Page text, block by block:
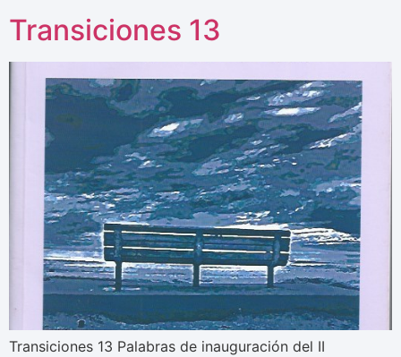
Transiciones 13
Transiciones 13 Palabras de inauguración del II